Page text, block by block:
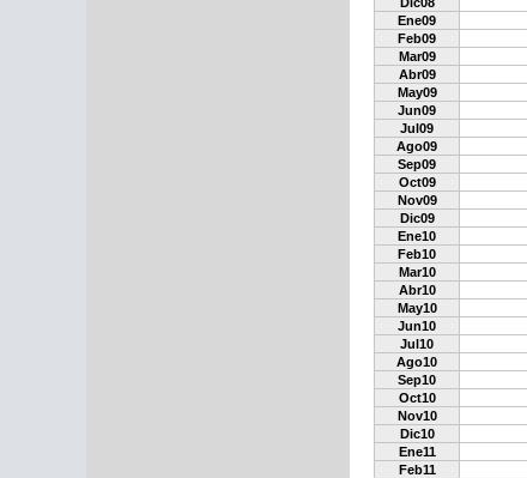
Ene09
Feb09
Mar09
Abr09
May09
Jun09
Jul09
Ago09
Sep09
Oct09
Nov09
Dic09
Ene10
Feb10
Mar10
Abr10
May10
Jun10
Jul10
Ago10
Sep10
Oct10
Nov10
Dic10
Ene11
Feb11